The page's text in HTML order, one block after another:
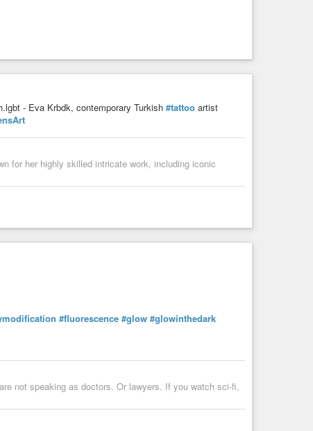
- Eva Krbdk, contemporary Turkish #tattoo artist
for her highly skilled intricate work, including iconic
#fluorescence #glow #glowinthedark
not speaking as doctors. Or lawyers. If you watch sci-fi,